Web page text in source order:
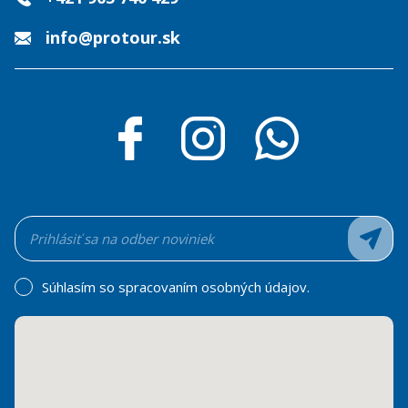
info@protour.sk
Súhlasím so spracovaním osobných údajov.